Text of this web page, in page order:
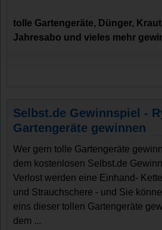
tolle Gartengeräte, Dünger,
Jahresabo und vieles mehr
Selbst.de Gewinnspiel -
Gartengeräte gewinnen
Wer gern tolle Gartengeräte
dem kostenlosen Selbst.de
Verlost werden eine Einhand-
und Strauchschere - und Sie
eins dieser tollen Gartengeräte
dem ...